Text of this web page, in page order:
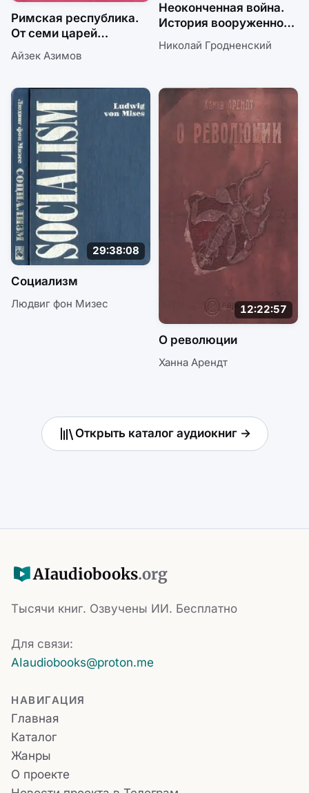
Римская республика.
От семи царей
до республиканского
правления
Айзек Азимов
Неоконченная война.
История вооруженного
конфликта в Чечне
Николай Гродненский
29:38:08
Социализм
Людвиг фон Мизес 12:22:57
О революции
Ханна Арендт
Открыть каталог аудиокниг →
AIaudiobooks.org
Тысячи книг. Озвучены ИИ. Бесплатно
Для связи:
AIaudiobooks@proton.me
НАВИГАЦИЯ
Главная
Каталог
Жанры
О проекте